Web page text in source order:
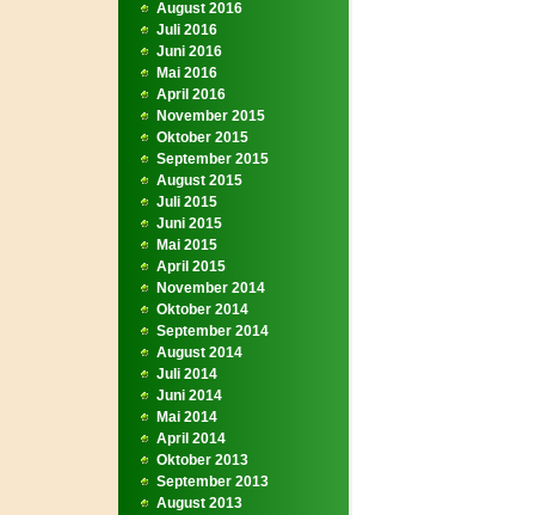
August 2016
Juli 2016
Juni 2016
Mai 2016
April 2016
November 2015
Oktober 2015
September 2015
August 2015
Juli 2015
Juni 2015
Mai 2015
April 2015
November 2014
Oktober 2014
September 2014
August 2014
Juli 2014
Juni 2014
Mai 2014
April 2014
Oktober 2013
September 2013
August 2013